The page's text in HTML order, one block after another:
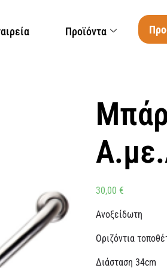
Προϊόντα
30,00€
Ανοξείδωτη
Οριζόντια
Διάσταση 34cm